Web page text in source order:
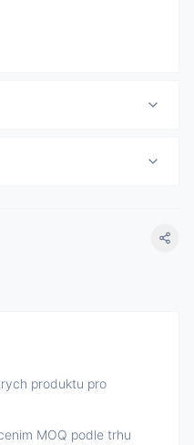
produktu pro
MOQ podle trhu